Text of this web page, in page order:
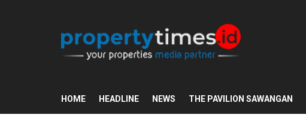
HOME HEADLINE NEWS THE PAVILION SAWANGAN